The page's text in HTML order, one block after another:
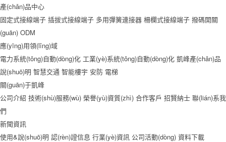
產(chǎn)品中心
固定式接線端子 插拔式接線端子 多用彈簧連接器 柵欄式接線端子 撥碼開關
(guān) ODM
應(yīng)用領(lǐng)域
電力系統(tǒng)自動(dòng)化 工業(yè)系統(tǒng)自動(dòng)化 凱峰產(chǎn)品
說(shuō)明 智慧交通 智能樓宇 安防 電梯
關(guān)于凱峰
公司介紹 技術(shù)服務(wù) 榮譽(yù)資質(zhì) 合作客戶 招賢納士 聯(lián)系我
們
新聞資訊
使用&說(shuō)明 認(rèn)證信息 行業(yè)資訊 公司活動(dòng) 資料下載